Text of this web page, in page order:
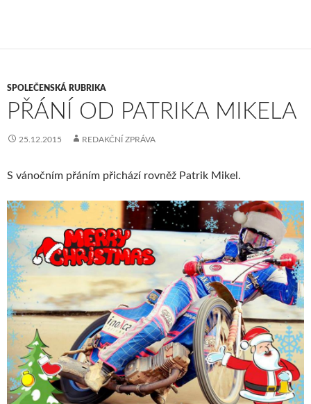
SPOLEČENSKÁ RUBRIKA
PŘÁNÍ OD PATRIKA MIKELA
25.12.2015 REDAKČNÍ ZPRÁVA
S vánočním přáním přichází rovněž Patrik Mikel.